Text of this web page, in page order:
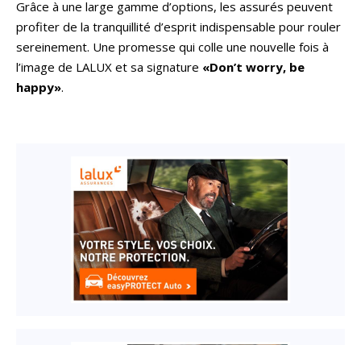
Grâce à une large gamme d’options, les assurés peuvent
profiter de la tranquillité d’esprit indispensable pour rouler
sereinement. Une promesse qui colle une nouvelle fois à
l’image de LALUX et sa signature «Don’t worry, be
happy».